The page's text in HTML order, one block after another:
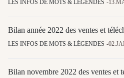
LES INFOS DE MOTS & LÉGENDES
Bilan année 2022 des ventes et
LES INFOS DE MOTS & LÉGENDES
Bilan novembre 2022 des ventes et